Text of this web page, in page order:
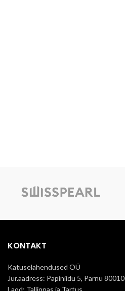
KONTAKT
Katuselahendused OÜ
Jur.aadress: Papiniidu 5, Pärnu 80010
Laod: Tallinnas ja Tartus